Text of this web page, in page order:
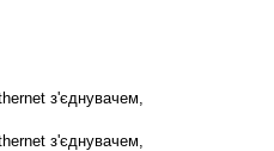
з'єднувачем,
з'єднувачем,